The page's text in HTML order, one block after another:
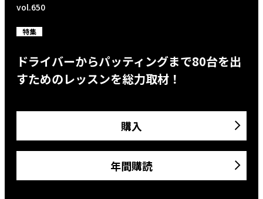
vol.650
特集
ドライバーからパッティングまで80台を出
すためのレッスンを総力取材！
購入
年間購読